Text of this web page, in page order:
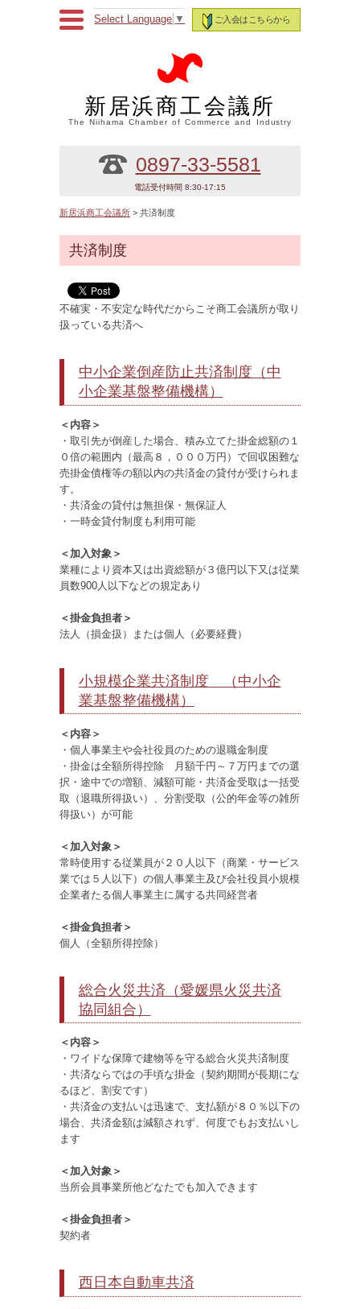
ご入会はこちらから
Select Language ▼
新居浜商工会議所
The Niihama Chamber of Commerce and Industry
0897-33-5581
電話受付時間 8:30-17:15
新居浜商工会議所 > 共済制度
共済制度
不確実・不安定な時代だからこそ商工会議所が取り
扱っている共済へ
中小企業倒産防止共済制度（中
小企業基盤整備機構）
＜内容＞
・取引先が倒産した場合、積み立てた掛金総額の１
０倍の範囲内（最高８，０００万円）で回収困難な
売掛金債権等の額以内の共済金の貸付が受けられま
す。
・共済金の貸付は無担保・無保証人
・一時金貸付制度も利用可能
＜加入対象＞
業種により資本又は出資総額が３億円以下又は従業
員数900人以下などの規定あり
＜掛金負担者＞
法人（損金扱）または個人（必要経費）
小規模企業共済制度 （中小企
業基盤整備機構）
＜内容＞
・個人事業主や会社役員のための退職金制度
・掛金は全額所得控除 月額千円～７万円までの選
択・途中での増額、減額可能・共済金受取は一括受
取（退職所得扱い）、分割受取（公的年金等の雑所
得扱い）が可能
＜加入対象＞
常時使用する従業員が２０人以下（商業・サービス
業では５人以下）の個人事業主及び会社役員小規模
企業者たる個人事業主に属する共同経営者
＜掛金負担者＞
個人（全額所得控除）
総合火災共済（愛媛県火災共済
協同組合）
＜内容＞
・ワイドな保障で建物等を守る総合火災共済制度
・共済ならではの手頃な掛金（契約期間が長期にな
るほど、割安です）
・共済金の支払いは迅速で、支払額が８０％以下の
場合、共済金額は減額されず、何度でもお支払いし
ます
＜加入対象＞
当所会員事業所他どなたでも加入できます
＜掛金負担者＞
契約者
西日本自動車共済